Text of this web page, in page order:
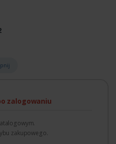
zalogowaniu
zakupowego.